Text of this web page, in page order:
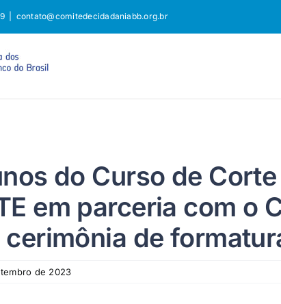
contato@comitedecidadaniabb.org.br
do Curso de
em parceria com o
cerimônia de
de 2023